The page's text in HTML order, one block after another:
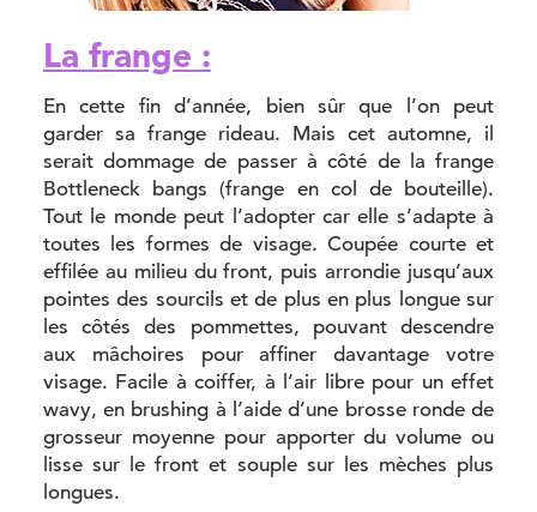
La frange :
En cette fin d’année, bien sûr que l’on peut
garder sa frange rideau. Mais cet automne, il
serait dommage de passer à côté de la frange
Bottleneck bangs (frange en col de bouteille).
Tout le monde peut l’adopter car elle s’adapte à
toutes les formes de visage. Coupée courte et
effilée au milieu du front, puis arrondie jusqu’aux
pointes des sourcils et de plus en plus longue sur
les côtés des pommettes, pouvant descendre
aux mâchoires pour affiner davantage votre
visage. Facile à coiffer, à l’air libre pour un effet
wavy, en brushing à l’aide d’une brosse ronde de
grosseur moyenne pour apporter du volume ou
lisse sur le front et souple sur les mèches plus
longues.